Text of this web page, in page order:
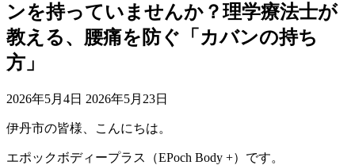
ンを持っていませんか？理学療法士が
教える、腰痛を防ぐ「カバンの持ち
方」
2026年5月4日 2026年5月23日
伊丹市の皆様、こんにちは。
エポックボディープラス（EPoch Body +）です。